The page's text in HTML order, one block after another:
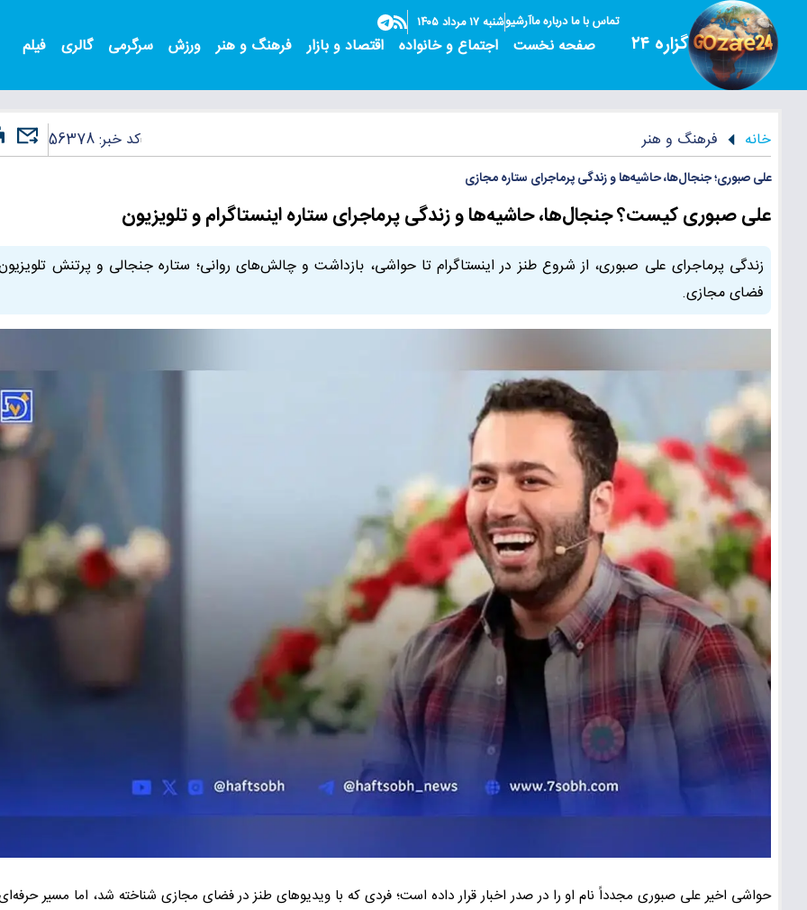
گزاره ۲۴
تماس با مادرباره ماآرشیوشنبه ۱۷ مرداد ۱۴۰۵
صفحه نخست اجتماع و خانواده اقتصاد و بازار فرهنگ و هنر ورزش سرگرمی گالری فیلم
خانه فرهنگ و هنر کد خبر:56378
علی صبوری؛ جنجال‌ها، حاشیه‌ها و زندگی پرماجرای ستاره مجازی
علی صبوری کیست؟ جنجال‌ها، حاشیه‌ها و زندگی پرماجرای ستاره اینستاگرام و تلویزیون
زندگی پرماجرای علی صبوری، از شروع طنز در اینستاگرام تا حواشی، بازداشت و چالش‌های روانی؛ ستاره جنجالی و پرتنش
فضای مجازی.
حواشی اخیر علی صبوری مجدداً نام او را در صدر اخبار قرار داده است؛ فردی که با ویدیوهای طنز در فضای مجازی شناخته شد، اما مسیر